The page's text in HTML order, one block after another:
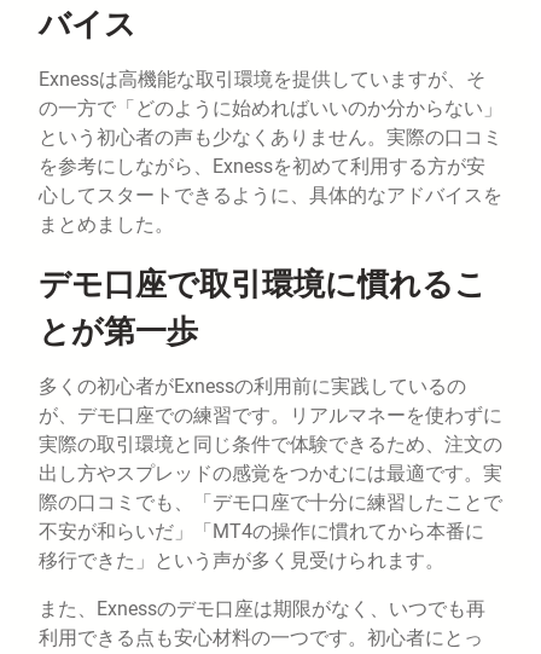
バイス
Exnessは高機能な取引環境を提供していますが、そ
の一方で「どのように始めればいいのか分からない」
という初心者の声も少なくありません。実際の口コミ
を参考にしながら、Exnessを初めて利用する方が安
心してスタートできるように、具体的なアドバイスを
まとめました。
デモ口座で取引環境に慣れるこ
とが第一歩
多くの初心者がExnessの利用前に実践しているの
が、デモ口座での練習です。リアルマネーを使わずに
実際の取引環境と同じ条件で体験できるため、注文の
出し方やスプレッドの感覚をつかむには最適です。実
際の口コミでも、「デモ口座で十分に練習したことで
不安が和らいだ」「MT4の操作に慣れてから本番に
移行できた」という声が多く見受けられます。
また、Exnessのデモ口座は期限がなく、いつでも再
利用できる点も安心材料の一つです。初心者にとっ